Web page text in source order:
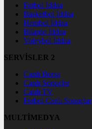
Futbol İddaa
Basketbol İddaa
Hentbol İddaa
Bilardo İddaa
Voleybol İddaa
SERVİSLER 2
Canlı Borsa
Canlı Sonuçlar
Canlı TV
Futbol Canlı Sonuçlar
MULTİMEDYA